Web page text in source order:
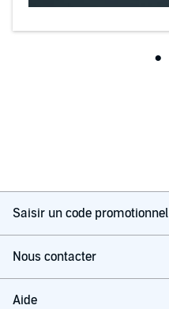
Saisir un code promotionnel
Nous contacter
Aide